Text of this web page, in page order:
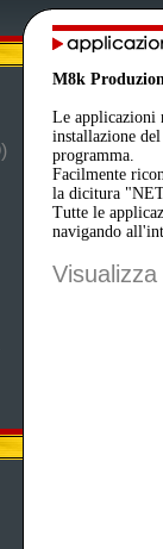
M8k
Le applicazioni
installazione
programma.
Facilmente
la dicitura
Tutte le
navigando